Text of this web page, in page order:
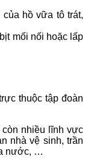
hồ vữa tô trát,
mối nối hoặc lấp
thuộc tập đoàn
nhiều lĩnh vực
nhà vệ sinh, trần
nước, …